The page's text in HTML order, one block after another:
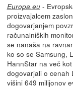
Europa.eu-
proizvajalcem
dogovarjanjem
računalniških
se nanaša na
ko so se Samsung,
HannStar na več
dogovarjali o cenah
višini 649 milijonov